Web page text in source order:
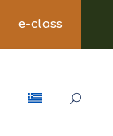
e-class